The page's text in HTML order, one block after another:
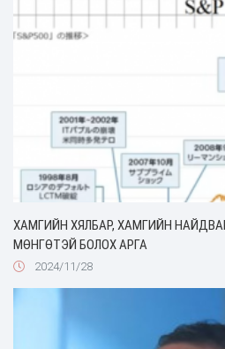
ХАМГИЙН ХЯЛБАР, ХАМГИЙН
МӨНГӨТЭЙ ‎‎БОЛОХ АРГА
2024/11/28